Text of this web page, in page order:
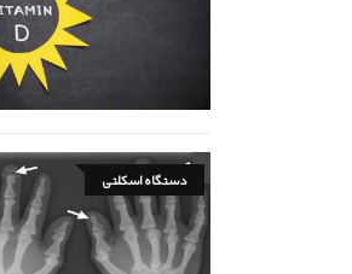
دستگاه اسکلتی